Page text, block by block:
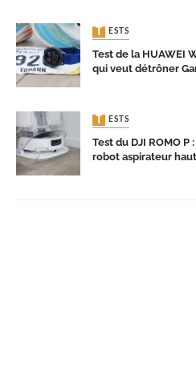
TESTS
Test de la HUAWEI
qui veut détrôner
TESTS
Test du DJI ROMO
robot aspirateur